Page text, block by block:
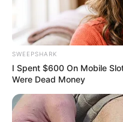
4x Stronger Than
MEDVI
SWEEPSHARK
I Spent $600 On Mobile
Were Dead Money